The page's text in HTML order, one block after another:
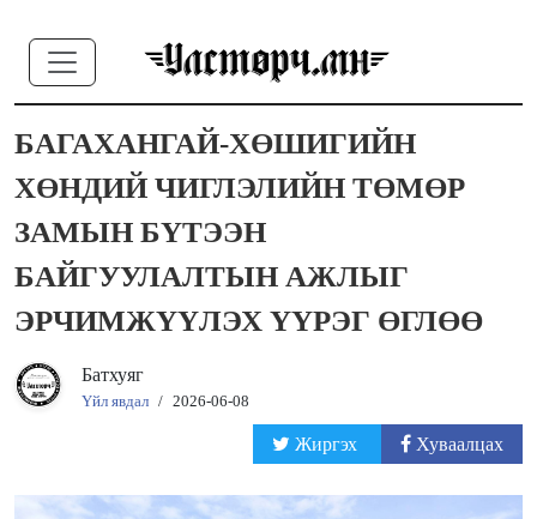
БАГАХАНГАЙ-ХӨШИГИЙН
ХӨНДИЙ ЧИГЛЭЛИЙН ТӨМӨР
ЗАМЫН БҮТЭЭН
БАЙГУУЛАЛТЫН АЖЛЫГ
ЭРЧИМЖҮҮЛЭХ ҮҮРЭГ ӨГЛӨӨ
Батхуяг
Үйл явдал / 2026-06-08
Жиргэх Хуваалцах